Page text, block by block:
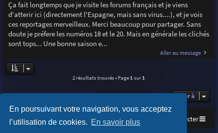
En poursuivant votre navigation, vous acceptez
l’utilisation de cookies. En savoir plus
Ça fait longtemps que je visite les forums français et je viens
d'atterir ici (directement l'Espagne, mais sans virus....), et je vois
ces reportages merveilleux. Merci beaucoup pour partager. Sans
doute je préfere les numéros 18 et le 20. Mais en générale les clichés
sont tops... Une bonne saison e...
Aller au message
2 résultats trouvés • Page1sur1
Aller à
Accueil Index du forum Nous contacter